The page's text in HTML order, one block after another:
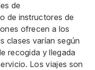
de
de instructores de
ofrecen a los
clases varían según
recogida y llegada
Los viajes son